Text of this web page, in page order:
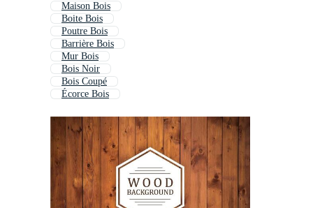
Maison Bois
Boite Bois
Poutre Bois
Barrière Bois
Mur Bois
Bois Noir
Bois Coupé
Écorce Bois